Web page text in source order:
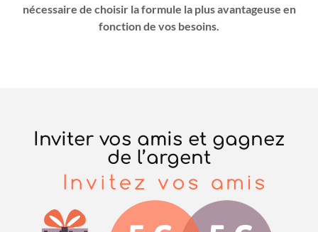
nécessaire de choisir la formule la plus avantageuse en
fonction de vos besoins.
Inviter vos amis et gagnez
de l’argent